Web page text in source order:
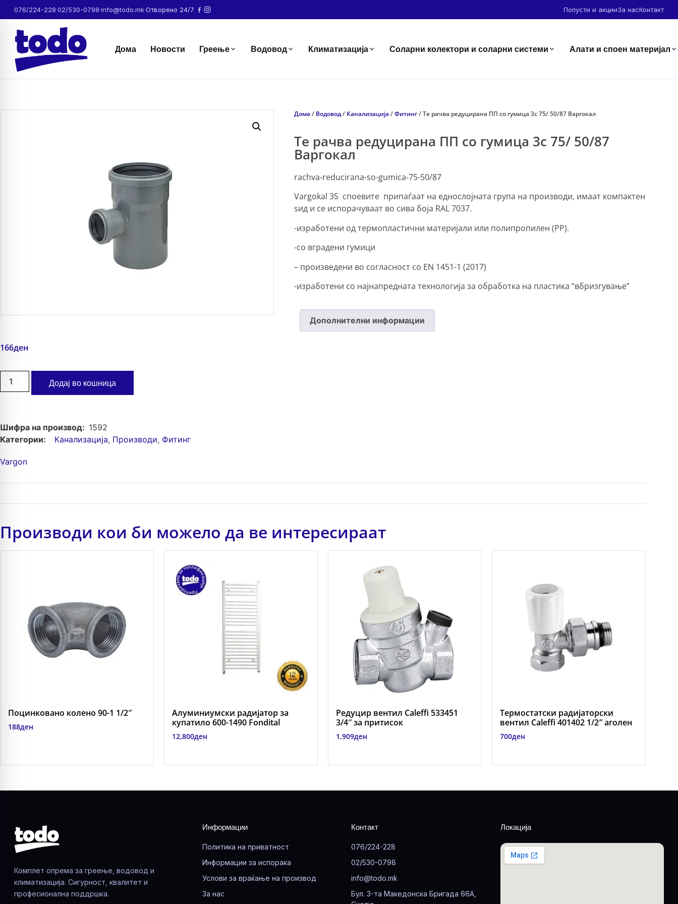
076/224-228·02/530-0798·info@todo.mk·Отворено 24/7 Попусти и акцииЗа насКонтакт
Дома Новости Греење Водовод Климатизација Соларни колектори и соларни системи Алати и споен материјал
166ден
Додај во кошница
Шифра на производ: 1592
Категории:
Канализација, Производи, Фитинг
Vargon
Дома / Водовод/ Канализација /Фитинг/ Те рачва редуцирана ПП со гумица 3с 75/ 50/87 Варгокал
Те рачва редуцирана ПП со гумица 3с 75/ 50/87
Варгокал
rachva-reducirana-so-gumica-75-50/87
Vargokal 3S споевите припаѓаат на еднослојната група на производи, имаат компактен
ѕид и се испорачуваат во сива боја RAL 7037.
-изработени од термопластични материјали или полипропилен (PP).
-со вградени гумици
– произведени во согласност со EN 1451-1 (2017)
-изработени со најнапредната технологија за обработка на пластика “вбризгување”
Дополнителни информации
Производи кои би можело да ве интересираат
Поцинковано колено 90-1 1/2″
188ден
Алуминиумски радијатор за
купатило 600-1490 Fondital
12,800ден
Редуцир вентил Caleffi 533451
3/4″ за притисок
1,909ден
Термостатски радијаторски
вентил Caleffi 401402 1/2″ аголен
700ден
Комплет опрема за греење, водовод и
климатизација. Сигурност, квалитет и
професионална поддршка.
Информации
Политика на приватност
Информации за испорака
Услови за враќање на производ
За нас
Контакт
076/224-228
02/530-0798
info@todo.mk
Бул. 3-та Македонска Бригада 66А,
Локација